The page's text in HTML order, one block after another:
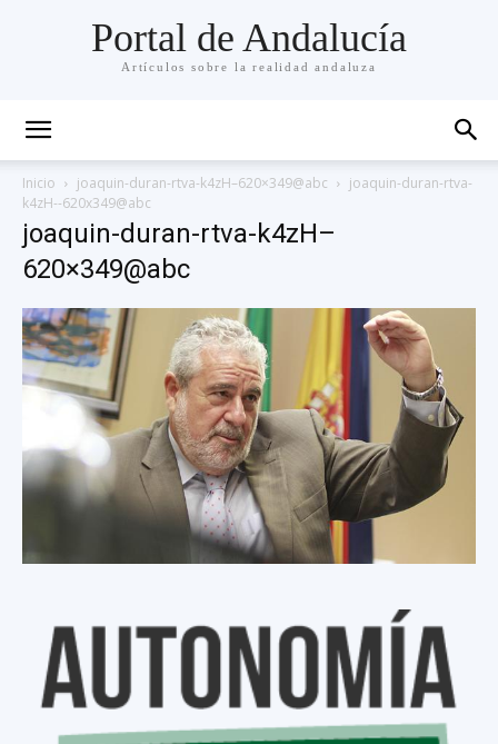
Portal de Andalucía
Artículos sobre la realidad andaluza
Inicio joaquin-duran-rtva-k4zH–620×349@abc
joaquin-duran-rtva-
k4zH--620x349@abc
joaquin-duran-rtva-k4zH–
620×349@abc